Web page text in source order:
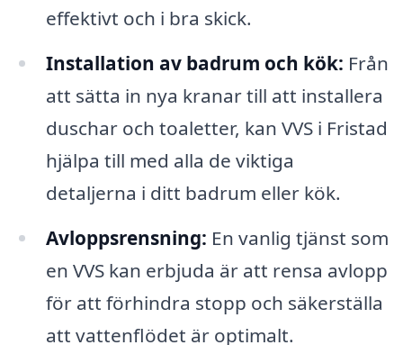
effektivt och i bra skick.
Installation av badrum och kök: Från
att sätta in nya kranar till att installera
duschar och toaletter, kan VVS i Fristad
hjälpa till med alla de viktiga
detaljerna i ditt badrum eller kök.
Avloppsrensning: En vanlig tjänst som
en VVS kan erbjuda är att rensa avlopp
för att förhindra stopp och säkerställa
att vattenflödet är optimalt.